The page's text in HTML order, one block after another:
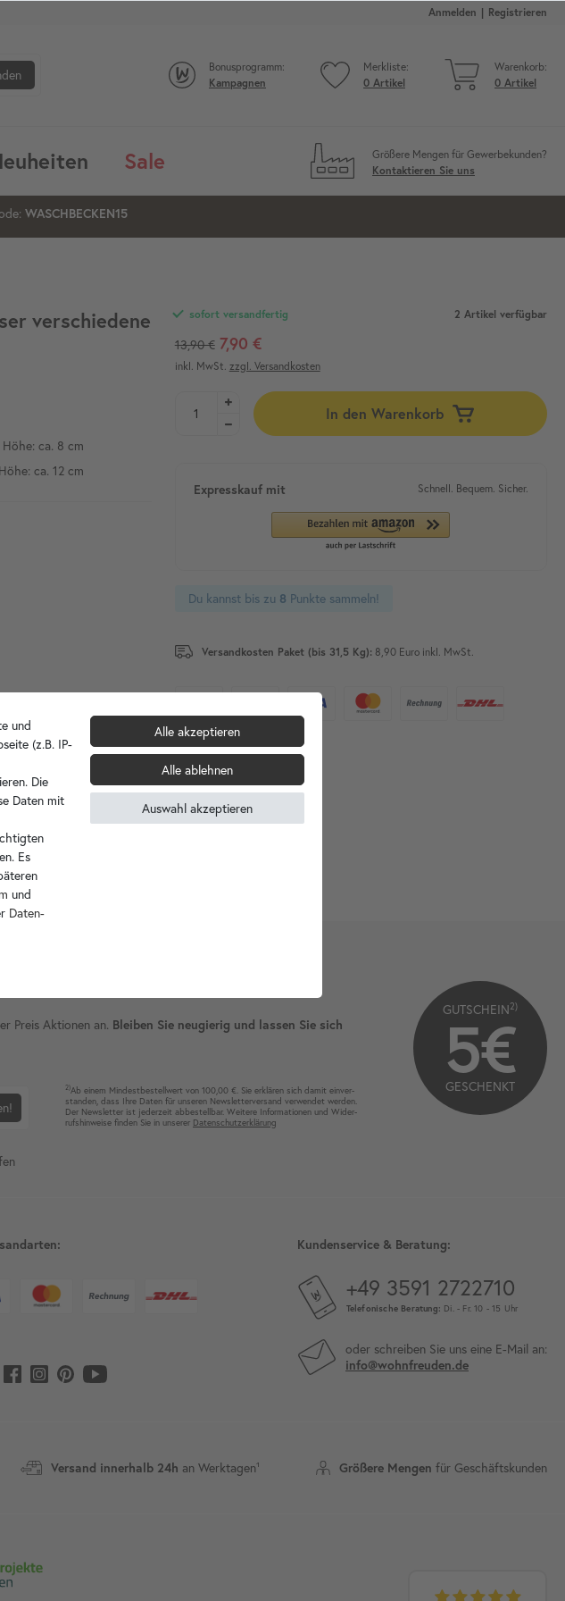
Anmelden Registrieren
Bonusprogramm:
Kampagnen
Merkliste:
0 Artikel
Warenkorb:
0 Artikel
Sale
Größere Mengen für Gewerbekunden?
Kontaktieren Sie uns
33 WASCHBECKEN15
verschiedene
ca. 8 cm
ca. 12 cm
2 Artikel verfügbar
sofort versandfertig
13,90 € 7,90 €
inkl. MwSt. zzgl. Versandkosten
In den Warenkorb
Expresskauf mit Schnell. Bequem. Sicher.
Du kannst bis zu 8 Punkte sammeln!
Versandkosten Paket (bis 31,5 Kg): 8,90 Euro inkl. MwSt.
Versand innerhalb 24h an Werktagen¹ Größere Mengen für Geschäftskunden
Preis Aktionen an. Bleiben Sie neugierig und lassen Sie sich
2)Ab einem Mindest­bestell­wert von 100,00 €. Sie erklären sich damit ein­ver­
standen, dass Ihre Da­ten für unseren News­letter­versand ver­wen­det werden.
Der News­letter ist jeder­zeit ab­bestel­lbar. Weitere Infor­mationen und Wider­
rufshin­weise finden Sie in unserer Daten­schutz­erklärung
GUTSCHEIN2)
5€
GESCHENKT
Kundenservice & Beratung:
+49 3591 2722710
Telefonische Beratung: Di. - Fr. 10 - 15 Uhr
oder schreiben Sie uns eine E-Mail an:
info@wohnfreuden.de
und
(z.B. IP-
Die
Daten mit
Es
und
Daten­
Alle akzeptieren
Alle ablehnen
Auswahl akzeptieren